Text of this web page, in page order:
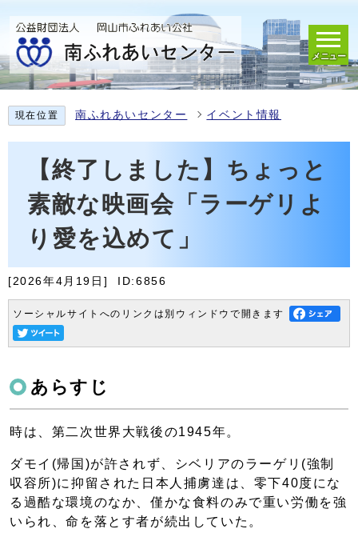
メニュー
現在位置 南ふれあいセンター イベント情報
【終了しました】ちょっと
素敵な映画会「ラーゲリよ
り愛を込めて」
[2026年4月19日] ID:6856
ソーシャルサイトへのリンクは別ウィンドウで開きます
あらすじ
時は、第二次世界大戦後の1945年。
ダモイ(帰国)が許されず、シベリアのラーゲリ(強制
収容所)に抑留された日本人捕虜達は、零下40度にな
る過酷な環境のなか、僅かな食料のみで重い労働を強
いられ、命を落とす者が続出していた。